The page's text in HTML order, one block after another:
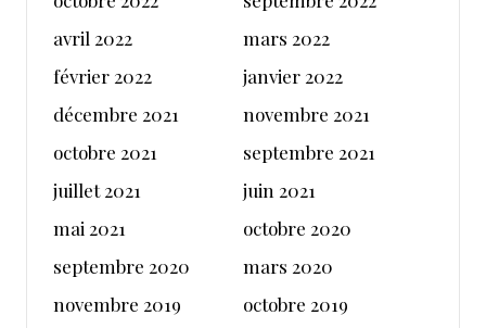
avril 2022
mars 2022
février 2022
janvier 2022
décembre 2021
novembre 2021
octobre 2021
septembre 2021
juillet 2021
juin 2021
mai 2021
octobre 2020
septembre 2020
mars 2020
novembre 2019
octobre 2019